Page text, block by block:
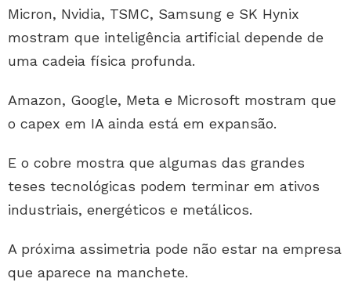
Micron, Nvidia, TSMC, Samsung e SK Hynix
mostram que inteligência artificial depende de
uma cadeia física profunda.
Amazon, Google, Meta e Microsoft mostram que
o capex em IA ainda está em expansão.
E o cobre mostra que algumas das grandes
teses tecnológicas podem terminar em ativos
industriais, energéticos e metálicos.
A próxima assimetria pode não estar na empresa
que aparece na manchete.